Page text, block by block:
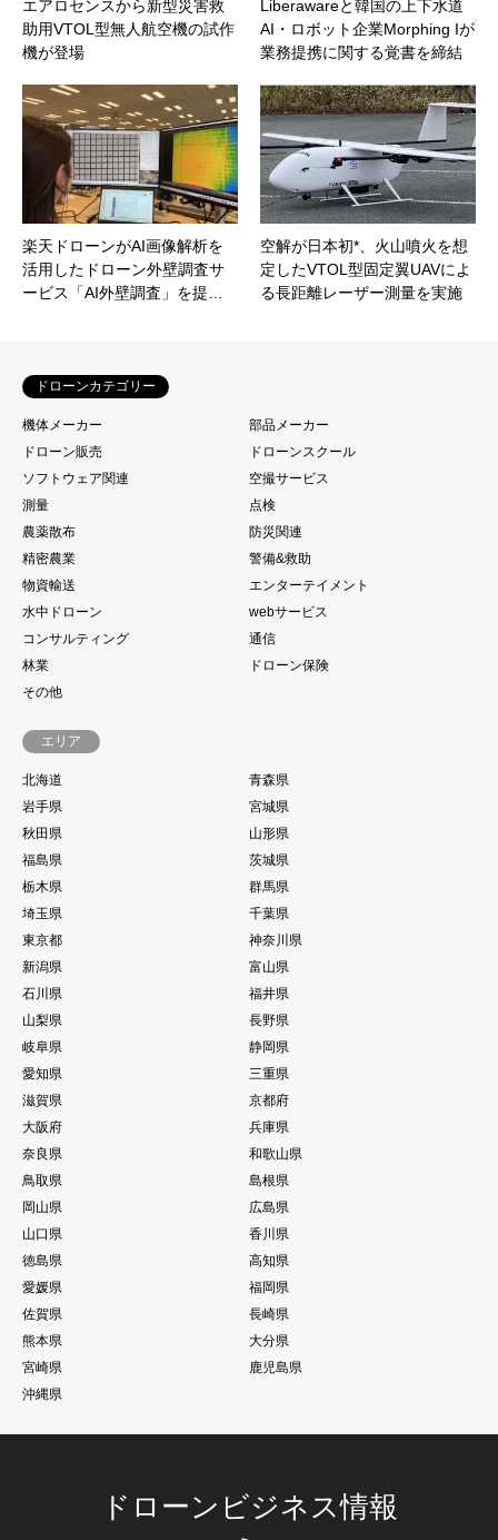
エアロセンスから新型災害救
助用VTOL型無人航空機の試作
機が登場
Liberawareと韓国の上下水道
AI・ロボット企業Morphing Iが
業務提携に関する覚書を締結
楽天ドローンがAI画像解析を
活用したドローン外壁調査サ
ービス「AI外壁調査」を提…
空解が日本初*、火山噴火を想
定したVTOL型固定翼UAVによ
る長距離レーザー測量を実施
ドローンカテゴリー
機体メーカー
部品メーカー
ドローン販売
ドローンスクール
ソフトウェア関連
空撮サービス
測量
点検
農薬散布
防災関連
精密農業
警備&救助
物資輸送
エンターテイメント
水中ドローン
webサービス
コンサルティング
通信
林業
ドローン保険
その他
エリア
北海道
青森県
岩手県
宮城県
秋田県
山形県
福島県
茨城県
栃木県
群馬県
埼玉県
千葉県
東京都
神奈川県
新潟県
富山県
石川県
福井県
山梨県
長野県
岐阜県
静岡県
愛知県
三重県
滋賀県
京都府
大阪府
兵庫県
奈良県
和歌山県
鳥取県
島根県
岡山県
広島県
山口県
香川県
徳島県
高知県
愛媛県
福岡県
佐賀県
長崎県
熊本県
大分県
宮崎県
鹿児島県
沖縄県
ドローンビジネス情報